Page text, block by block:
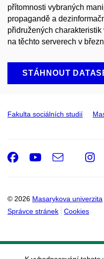
přítomnosti vybraných
propagandě a
přidružených
na těchto serverech v
STÁHNOUT
Fakulta sociálních studií
© 2026 Masarykova univerzita
Správce stránek
Cookies
Facebook
Youtube
e-